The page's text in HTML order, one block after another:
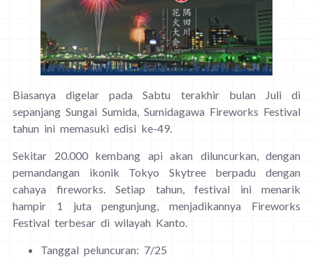
Biasanya digelar pada Sabtu terakhir bulan Juli di
sepanjang Sungai Sumida, Sumidagawa Fireworks Festival
tahun ini memasuki edisi ke-49.
Sekitar 20.000 kembang api akan diluncurkan, dengan
pemandangan ikonik Tokyo Skytree berpadu dengan
cahaya fireworks. Setiap tahun, festival ini menarik
hampir 1 juta pengunjung, menjadikannya Fireworks
Festival terbesar di wilayah Kanto.
Tanggal peluncuran: 7/25